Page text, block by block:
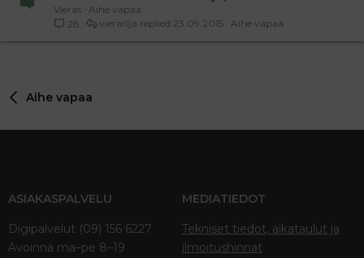
Vieras
Aihe vapaa
28
Aihe vapaa
23.09.2015
vierailija
Aihe vapaa
ASIAKASPALVELU
Digipalvelut (09) 156 6227
Avoinna ma–pe 8–19
MEDIATIEDOT
Tekniset tiedot, aikataulut ja
ilmoitushinnat